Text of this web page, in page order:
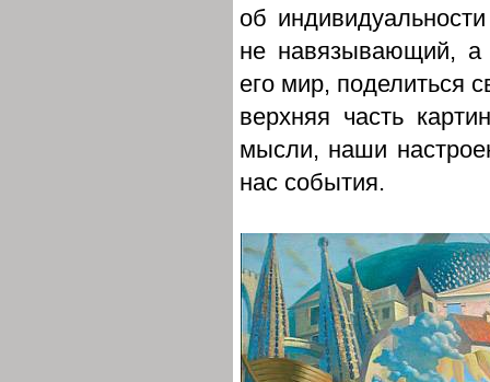
об
не навязывающий, а
его мир, поделиться
верхняя часть
мысли, наши
нас события.